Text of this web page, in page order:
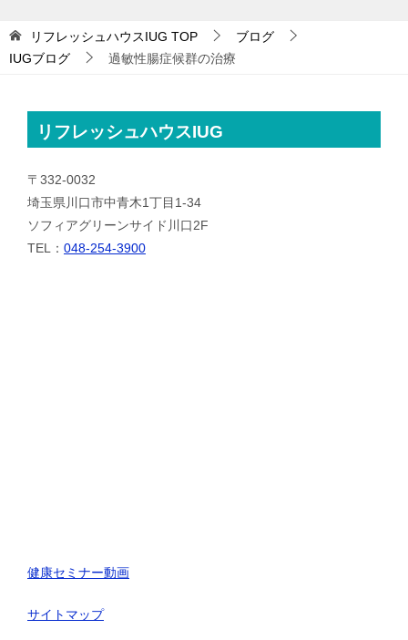
リフレッシュハウスIUG TOP
ブログ
IUGブログ
過敏性腸症候群の治療
リフレッシュハウスIUG
〒332-0032
埼玉県川口市中青木1丁目1-34
ソフィアグリーンサイド川口2F
TEL： 048-254-3900
健康セミナー動画
サイトマップ